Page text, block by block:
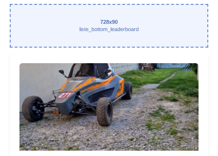
728x90
liste_bottom_leaderboard